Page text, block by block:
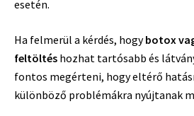
esetén.
Ha felmerül a kérdés, hogybotox
feltöltés hozhat tartósabb és
fontos megérteni, hogy eltérő
különböző problémákra nyújtanak